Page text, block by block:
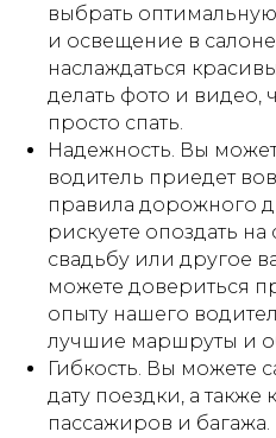
выбрать
и освещение в
наслаждаться
делать фото и видео,
просто спать.
Надежность. Вы
водитель приедет
правила дорожного
рискуете опоздать
свадьбу или другое
можете довериться
опыту нашего
лучшие маршруты и
Гибкость. Вы можете
дату поездки, а также
пассажиров и